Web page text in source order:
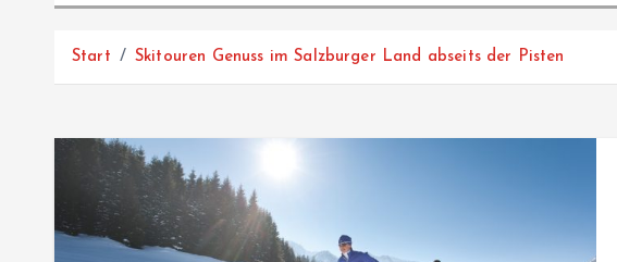
Start Skitouren Genuss im Salzburger Land abseits der Pisten